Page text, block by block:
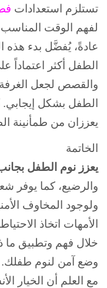
تستلزم استعدادات
لفهم الوقت
عادةً، يُفضَّل بدء هذه
الطفل أكثر اعتماداً
والقصص لجعل الغرفة
الطفل بشكل
يعززان من طمأنينة
الخاتمة
يعزز نوم الطفل
والرضيع، كما يوفر
ولوجود المخاوف
الأمهات اتخاذ
خلال فهم وتطبيق ما
وضع آمن لنوم طفلك.
مع العلم أن الخيار